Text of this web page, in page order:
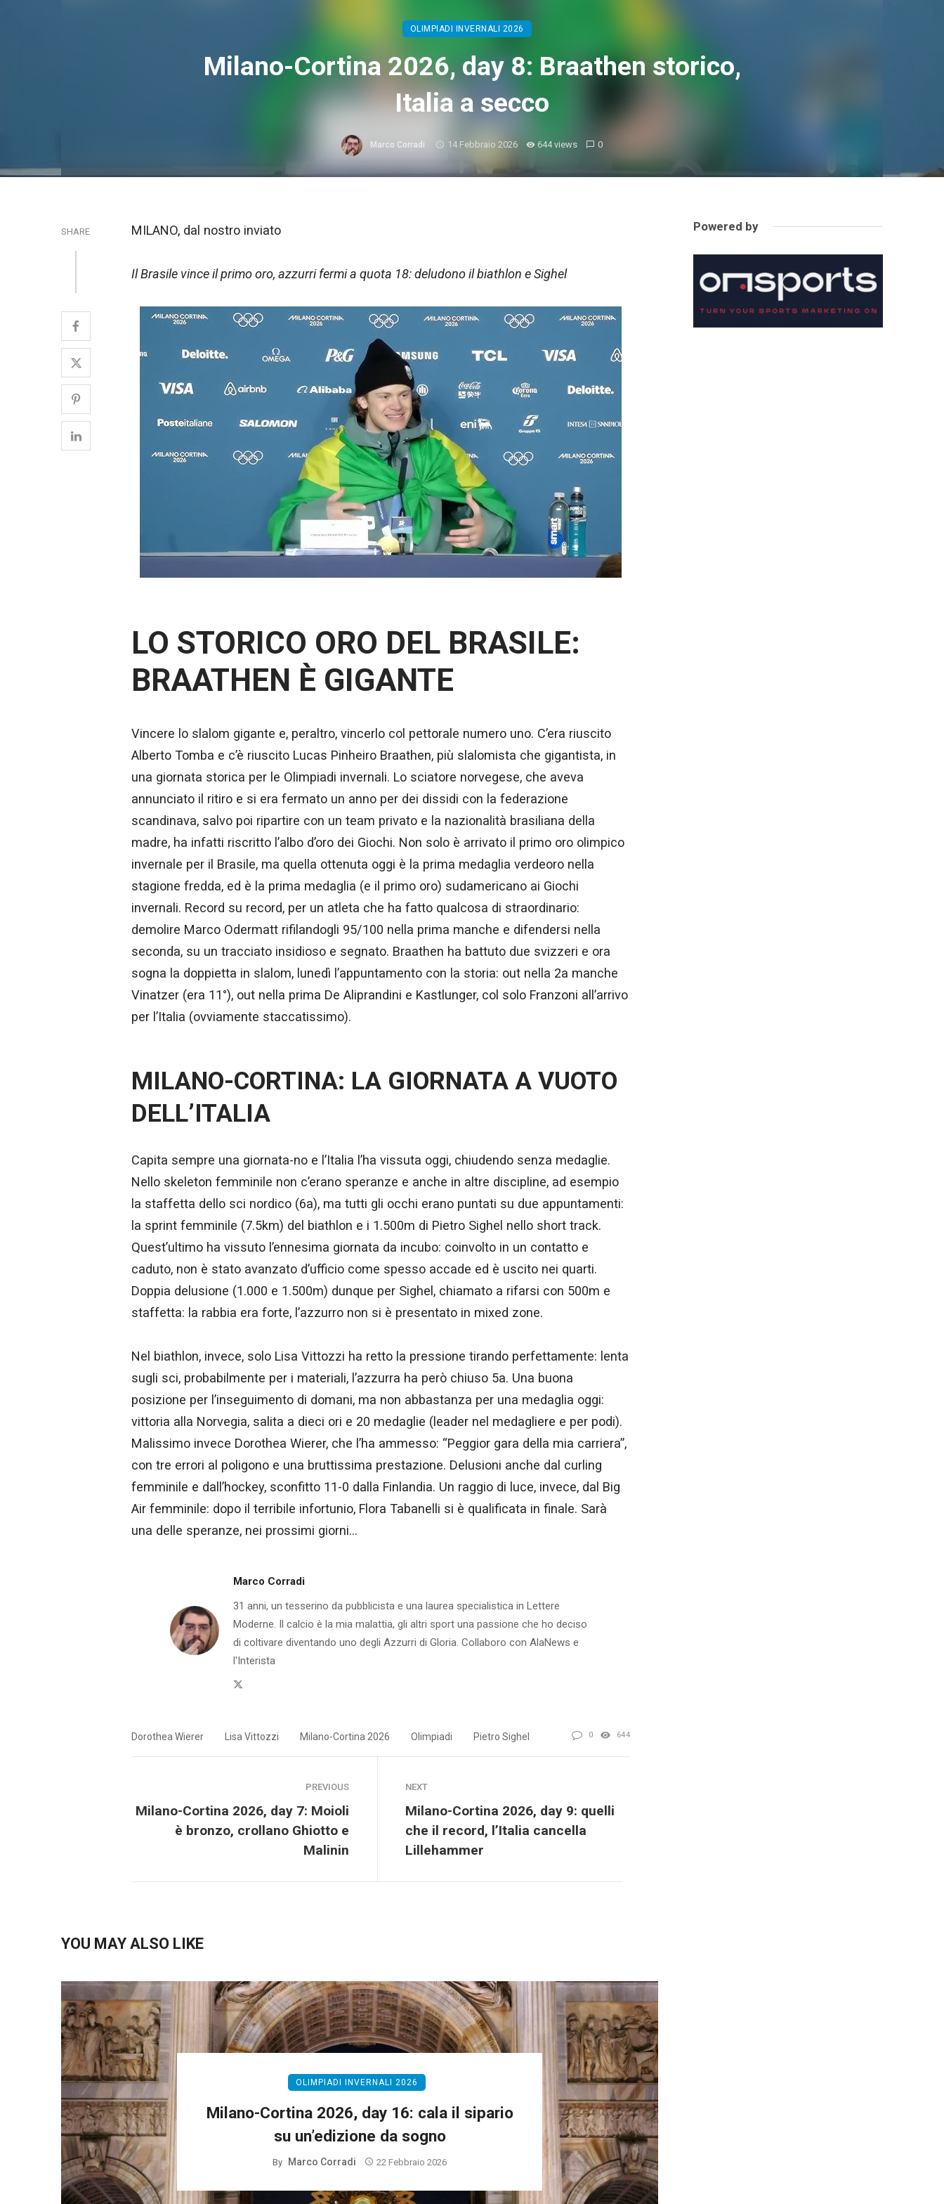
OLIMPIADI INVERNALI 2026
Milano-Cortina 2026, day 8: Braathen storico,
Italia a secco
Marco Corradi 14 Febbraio 2026 644 views 0
SHARE MILANO, dal nostro inviato
Il Brasile vince il primo oro, azzurri fermi a quota 18: deludono il biathlon e Sighel
LO STORICO ORO DEL BRASILE:
BRAATHEN È GIGANTE
Vincere lo slalom gigante e, peraltro, vincerlo col pettorale numero uno. C’era riuscito
Alberto Tomba e c’è riuscito Lucas Pinheiro Braathen, più slalomista che gigantista, in
una giornata storica per le Olimpiadi invernali. Lo sciatore norvegese, che aveva
annunciato il ritiro e si era fermato un anno per dei dissidi con la federazione
scandinava, salvo poi ripartire con un team privato e la nazionalità brasiliana della
madre, ha infatti riscritto l’albo d’oro dei Giochi. Non solo è arrivato il primo oro olimpico
invernale per il Brasile, ma quella ottenuta oggi è la prima medaglia verdeoro nella
stagione fredda, ed è la prima medaglia (e il primo oro) sudamericano ai Giochi
invernali. Record su record, per un atleta che ha fatto qualcosa di straordinario:
demolire Marco Odermatt rifilandogli 95/100 nella prima manche e difendersi nella
seconda, su un tracciato insidioso e segnato. Braathen ha battuto due svizzeri e ora
sogna la doppietta in slalom, lunedì l’appuntamento con la storia: out nella 2a manche
Vinatzer (era 11°), out nella prima De Aliprandini e Kastlunger, col solo Franzoni all’arrivo
per l’Italia (ovviamente staccatissimo).
MILANO-CORTINA: LA GIORNATA A VUOTO
DELL’ITALIA
Capita sempre una giornata-no e l’Italia l’ha vissuta oggi, chiudendo senza medaglie.
Nello skeleton femminile non c’erano speranze e anche in altre discipline, ad esempio
la staffetta dello sci nordico (6a), ma tutti gli occhi erano puntati su due appuntamenti:
la sprint femminile (7.5km) del biathlon e i 1.500m di Pietro Sighel nello short track.
Quest’ultimo ha vissuto l’ennesima giornata da incubo: coinvolto in un contatto e
caduto, non è stato avanzato d’ufficio come spesso accade ed è uscito nei quarti.
Doppia delusione (1.000 e 1.500m) dunque per Sighel, chiamato a rifarsi con 500m e
staffetta: la rabbia era forte, l’azzurro non si è presentato in mixed zone.
Nel biathlon, invece, solo Lisa Vittozzi ha retto la pressione tirando perfettamente: lenta
sugli sci, probabilmente per i materiali, l’azzurra ha però chiuso 5a. Una buona
posizione per l’inseguimento di domani, ma non abbastanza per una medaglia oggi:
vittoria alla Norvegia, salita a dieci ori e 20 medaglie (leader nel medagliere e per podi).
Malissimo invece Dorothea Wierer, che l’ha ammesso: “Peggior gara della mia carriera”,
con tre errori al poligono e una bruttissima prestazione. Delusioni anche dal curling
femminile e dall’hockey, sconfitto 11-0 dalla Finlandia. Un raggio di luce, invece, dal Big
Air femminile: dopo il terribile infortunio, Flora Tabanelli si è qualificata in finale. Sarà
una delle speranze, nei prossimi giorni…
Marco Corradi
31 anni, un tesserino da pubblicista e una laurea specialistica in Lettere
Moderne. Il calcio è la mia malattia, gli altri sport una passione che ho deciso
di coltivare diventando uno degli Azzurri di Gloria. Collaboro con AlaNews e
l'Interista
Dorothea Wierer Lisa Vittozzi Milano-Cortina 2026 Olimpiadi Pietro Sighel 0 644
PREVIOUS
Milano-Cortina 2026, day 7: Moioli
è bronzo, crollano Ghiotto e
Malinin
NEXT
Milano-Cortina 2026, day 9: quelli
che il record, l’Italia cancella
Lillehammer
YOU MAY ALSO LIKE
OLIMPIADI INVERNALI 2026
Milano-Cortina 2026, day 16: cala il sipario
su un’edizione da sogno
By Marco Corradi 22 Febbraio 2026
Powered by